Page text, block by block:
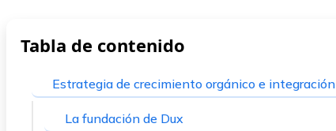
Tabla de contenido
Estrategia de crecimiento orgánico e integración
La fundación de Dux